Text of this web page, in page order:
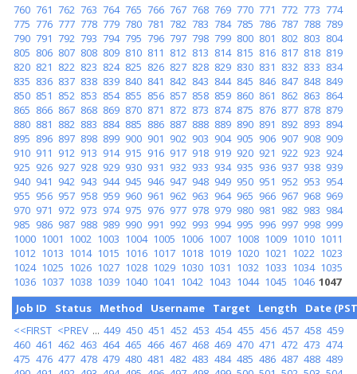
760 761 762 763 764 765 766 767 768 769 770 771 772 773 774
775 776 777 778 779 780 781 782 783 784 785 786 787 788 789
790 791 792 793 794 795 796 797 798 799 800 801 802 803 804
805 806 807 808 809 810 811 812 813 814 815 816 817 818 819
820 821 822 823 824 825 826 827 828 829 830 831 832 833 834
835 836 837 838 839 840 841 842 843 844 845 846 847 848 849
850 851 852 853 854 855 856 857 858 859 860 861 862 863 864
865 866 867 868 869 870 871 872 873 874 875 876 877 878 879
880 881 882 883 884 885 886 887 888 889 890 891 892 893 894
895 896 897 898 899 900 901 902 903 904 905 906 907 908 909
910 911 912 913 914 915 916 917 918 919 920 921 922 923 924
925 926 927 928 929 930 931 932 933 934 935 936 937 938 939
940 941 942 943 944 945 946 947 948 949 950 951 952 953 954
955 956 957 958 959 960 961 962 963 964 965 966 967 968 969
970 971 972 973 974 975 976 977 978 979 980 981 982 983 984
985 986 987 988 989 990 991 992 993 994 995 996 997 998 999
1000 1001 1002 1003 1004 1005 1006 1007 1008 1009 1010 1011
1012 1013 1014 1015 1016 1017 1018 1019 1020 1021 1022 1023
1024 1025 1026 1027 1028 1029 1030 1031 1032 1033 1034 1035
1036 1037 1038 1039 1040 1041 1042 1043 1044 1045 1046 1047
Job ID
Status Method Username Target Length
Date
<<FIRST <PREV ... 449 450 451 452 453 454 455 456 457 458 459
460 461 462 463 464 465 466 467 468 469 470 471 472 473 474
475 476 477 478 479 480 481 482 483 484 485 486 487 488 489